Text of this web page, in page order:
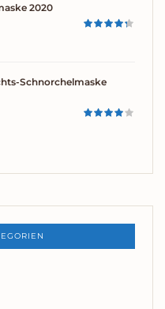
2020
Schnorchelmaske